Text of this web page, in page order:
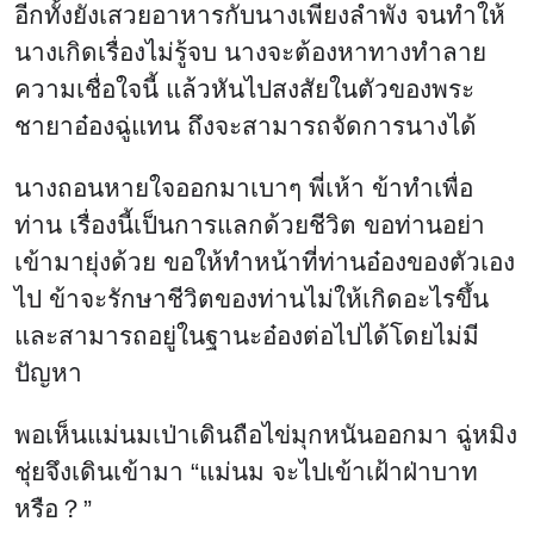
อีกทั้งยังเสวยอาหารกับนางเพียงลำพัง จนทำให้
นางเกิดเรื่องไม่รู้จบ นางจะต้องหาทางทำลาย
ความเชื่อใจนี้ แล้วหันไปสงสัยในตัวของพระ
ชายาอ๋องฉู่แทน ถึงจะสามารถจัดการนางได้
นางถอนหายใจออกมาเบาๆ พี่เห้า ข้าทำเพื่อ
ท่าน เรื่องนี้เป็นการแลกด้วยชีวิต ขอท่านอย่า
เข้ามายุ่งด้วย ขอให้ทำหน้าที่ท่านอ๋องของตัวเอง
ไป ข้าจะรักษาชีวิตของท่านไม่ให้เกิดอะไรขึ้น
และสามารถอยู่ในฐานะอ๋องต่อไปได้โดยไม่มี
ปัญหา
พอเห็นแม่นมเป่าเดินถือไข่มุกหนันออกมา ฉู่หมิง
ชุ่ยจึงเดินเข้ามา “แม่นม จะไปเข้าเฝ้าฝ่าบาท
หรือ？”